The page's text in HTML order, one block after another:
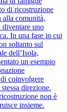
di ricostruzione
alla comunità,
diventare uno
In una fase in cui
soltanto sul
dell’Isola,
un esempio
coinvolgere
direzione.
non è
insieme.